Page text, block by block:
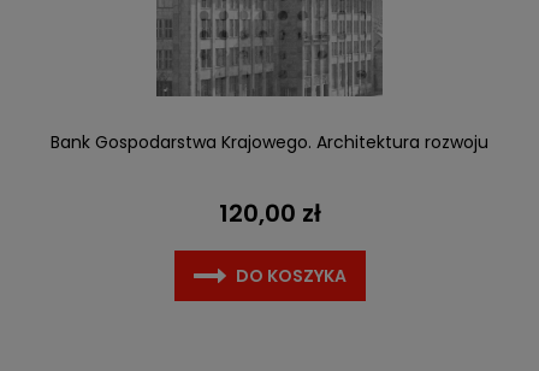
Bank Gospodarstwa Krajowego. Architektura rozwoju
120,00 zł
DO KOSZYKA